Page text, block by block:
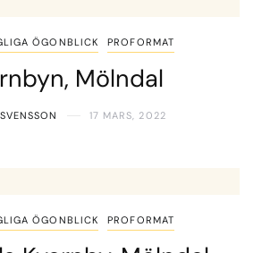
ÖGONBLICK PROFORMAT
Mölndal
17 MARS, 2022
ÖGONBLICK PROFORMAT